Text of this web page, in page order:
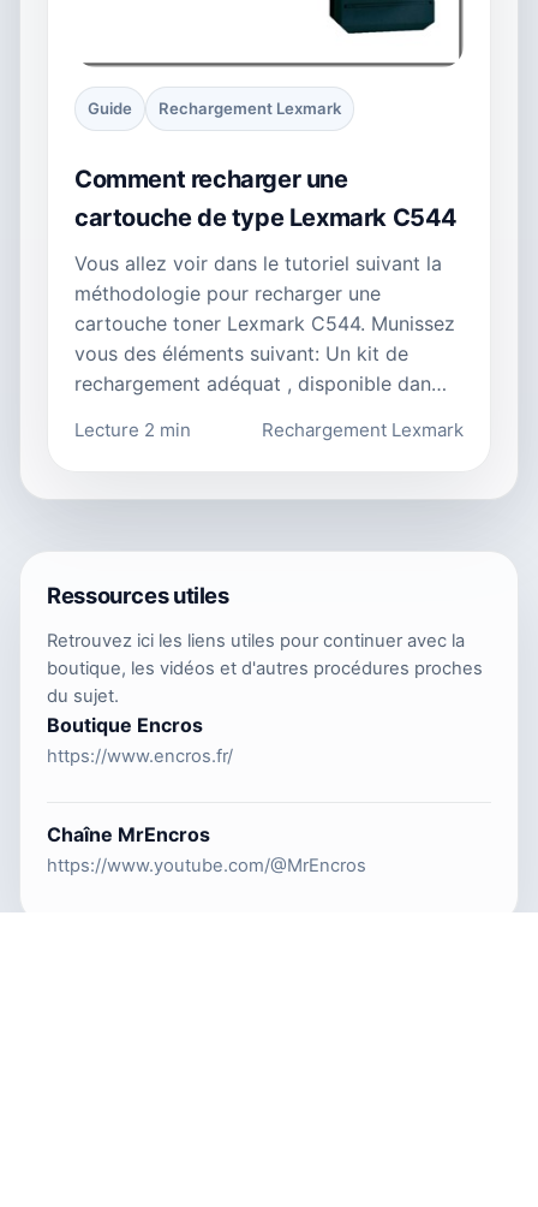
Guide Rechargement Lexmark
Comment recharger une
cartouche de type Lexmark C544
Vous allez voir dans le tutoriel suivant la
méthodologie pour recharger une
cartouche toner Lexmark C544. Munissez
vous des éléments suivant: Un kit de
rechargement adéquat , disponible dan…
Lecture 2 min Rechargement Lexmark
Ressources utiles
Retrouvez ici les liens utiles pour continuer avec la
boutique, les vidéos et d'autres procédures proches
du sujet.
Boutique Encros
https://www.encros.fr/
Chaîne MrEncros
https://www.youtube.com/@MrEncros